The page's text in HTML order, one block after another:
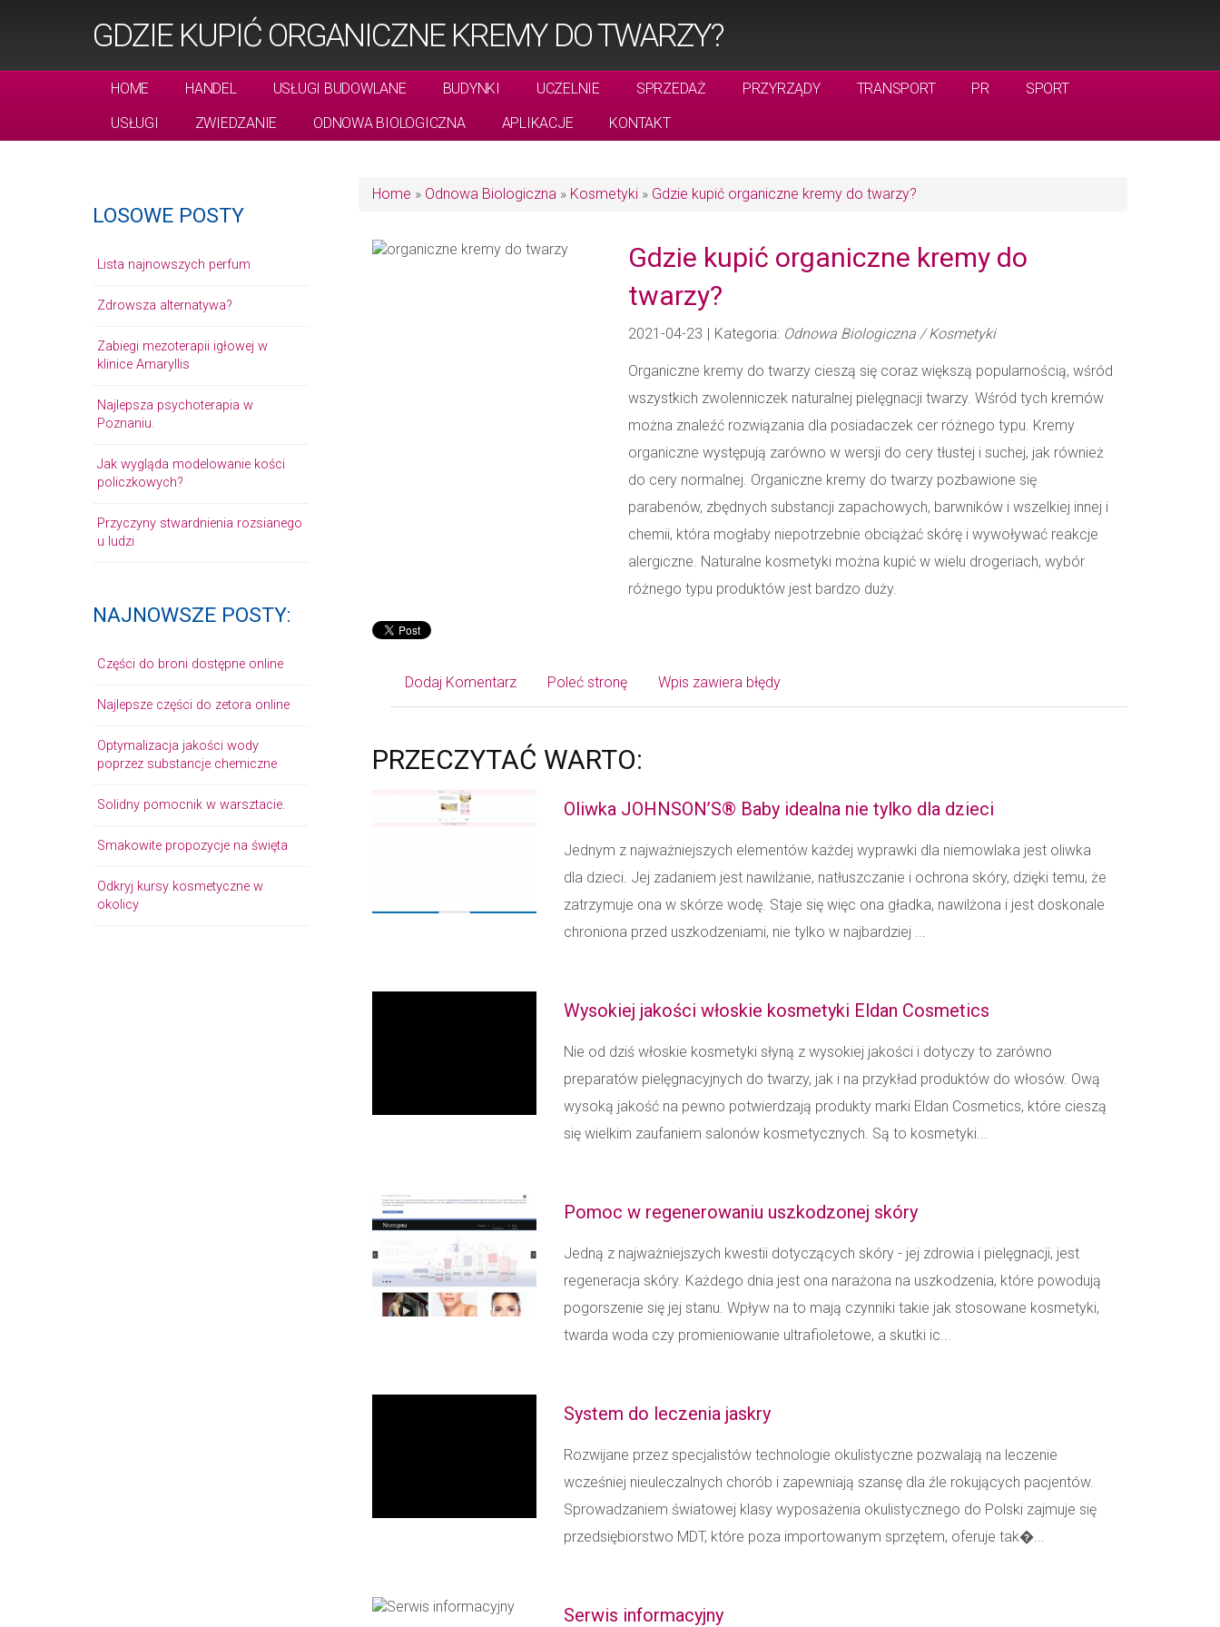
GDZIE KUPIĆ ORGANICZNE KREMY DO TWARZY?
HOME HANDEL USŁUGI BUDOWLANE BUDYNKI UCZELNIE SPRZEDAŻ PRZYRZĄDY TRANSPORT PR
SPORT
USŁUGI
ZWIEDZANIE ODNOWA BIOLOGICZNA APLIKACJE KONTAKT
LOSOWE POSTY
Lista najnowszych perfum
Zdrowsza alternatywa?
Zabiegi mezoterapii igłowej w
klinice Amaryllis
Najlepsza psychoterapia w
Poznaniu.
Jak wygląda modelowanie kości
policzkowych?
Przyczyny stwardnienia rozsianego
u ludzi
NAJNOWSZE POSTY:
Części do broni dostępne online
Najlepsze części do zetora online
Optymalizacja jakości wody
poprzez substancje chemiczne
Solidny pomocnik w warsztacie.
Smakowite propozycje na święta
Odkryj kursy kosmetyczne w
okolicy
Home » Odnowa Biologiczna» Kosmetyki» Gdzie kupić organiczne kremy do twarzy?
Gdzie kupić organiczne kremy do
twarzy?
2021-04-23 | Kategoria: Odnowa Biologiczna / Kosmetyki
Organiczne kremy do twarzy cieszą się coraz większą popularnością, wśród
wszystkich zwolenniczek naturalnej pielęgnacji twarzy. Wśród tych kremów
można znaleźć rozwiązania dla posiadaczek cer różnego typu. Kremy
organiczne występują zarówno w wersji do cery tłustej i suchej, jak również
do cery normalnej. Organiczne kremy do twarzy pozbawione się
parabenów, zbędnych substancji zapachowych, barwników i wszelkiej innej i
chemii, która mogłaby niepotrzebnie obciążać skórę i wywoływać reakcje
alergiczne. Naturalne kosmetyki można kupić w wielu drogeriach, wybór
różnego typu produktów jest bardzo duży.
Dodaj Komentarz Poleć stronę Wpis zawiera błędy
PRZECZYTAĆ WARTO:
Oliwka JOHNSON’S® Baby idealna nie tylko dla dzieci
Jednym z najważniejszych elementów każdej wyprawki dla niemowlaka jest oliwka
dla dzieci. Jej zadaniem jest nawilżanie, natłuszczanie i ochrona skóry, dzięki temu, że
zatrzymuje ona w skórze wodę. Staje się więc ona gładka, nawilżona i jest doskonale
chroniona przed uszkodzeniami, nie tylko w najbardziej ...
Wysokiej jakości włoskie kosmetyki Eldan Cosmetics
Nie od dziś włoskie kosmetyki słyną z wysokiej jakości i dotyczy to zarówno
preparatów pielęgnacyjnych do twarzy, jak i na przykład produktów do włosów. Ową
wysoką jakość na pewno potwierdzają produkty marki Eldan Cosmetics, które cieszą
się wielkim zaufaniem salonów kosmetycznych. Są to kosmetyki...
Pomoc w regenerowaniu uszkodzonej skóry
Jedną z najważniejszych kwestii dotyczących skóry - jej zdrowia i pielęgnacji, jest
regeneracja skóry. Każdego dnia jest ona narażona na uszkodzenia, które powodują
pogorszenie się jej stanu. Wpływ na to mają czynniki takie jak stosowane kosmetyki,
twarda woda czy promieniowanie ultrafioletowe, a skutki ic...
System do leczenia jaskry
Rozwijane przez specjalistów technologie okulistyczne pozwalają na leczenie
wcześniej nieuleczalnych chorób i zapewniają szansę dla źle rokujących pacjentów.
Sprowadzaniem światowej klasy wyposażenia okulistycznego do Polski zajmuje się
przedsiębiorstwo MDT, które poza importowanym sprzętem, oferuje tak�...
Serwis informacyjny